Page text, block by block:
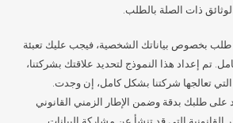
ذات الصلة بالطلب.
بخصوص بياناتك الشخصية، فيجب عليك تعبئة
تم إعداد هذا النموذج لتحديد علاقتك بشركتنا،
تعالجها شركتنا بشكل كامل، إن وجدت.
على طلبك بدقة وضمن الإطار الزمني القانوني